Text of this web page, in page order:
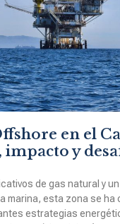
en el
impacto y
de gas natural y
marina, esta zona se ha
estrategias